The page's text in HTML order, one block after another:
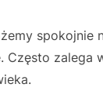
Często zalega